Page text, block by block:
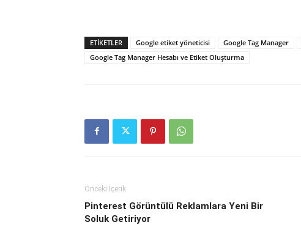
ETIKETLER Google etiket yöneticisi Google Tag Manager
Google Tag Manager Hesabı ve Etiket Oluşturma
Önceki İçerik
Pinterest Görüntülü Reklamlara Yeni Bir
Soluk Getiriyor